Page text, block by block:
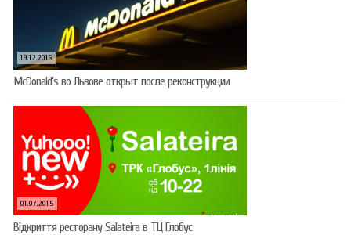
19.12.2016
McDonald’s во Львове открыт после реконструкции
01.07.2015
Відкриття ресторану Salateirа в ТЦ Глобус